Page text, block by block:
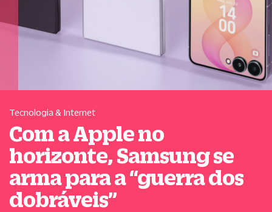
Tecnologia & Internet
Com a Apple no
horizonte, Samsung se
arma para a“guerra dos
dobráveis”